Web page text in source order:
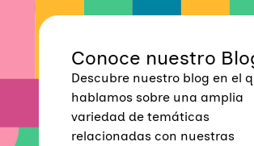
E
A
L
I
D
D
E
Conoce nuestro
Descubre nuestro blog en el
hablamos sobre una amplia
variedad de temáticas
relacionadas con nuestras